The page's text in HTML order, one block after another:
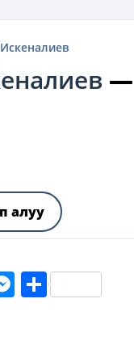
—
алуу
Messenger
Share